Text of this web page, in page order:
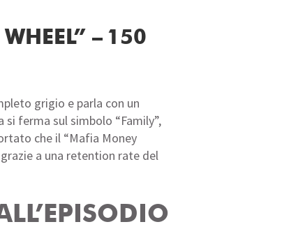
– 150
grigio e parla con un
si ferma sul simbolo “Family”,
che il “Mafia Money
a una retention rate del